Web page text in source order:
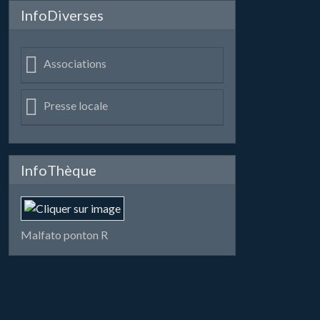
InfoDiverses
Associations
Presse locale
InfoThèque
Malfato ponton R